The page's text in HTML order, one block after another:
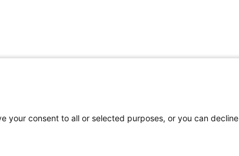
your consent to all or selected purposes, or you can decline